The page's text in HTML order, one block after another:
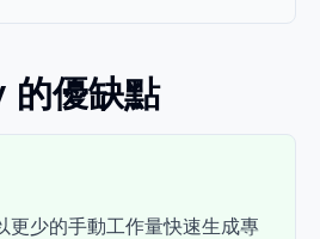
優缺點
更少的手動工作量快速生成專